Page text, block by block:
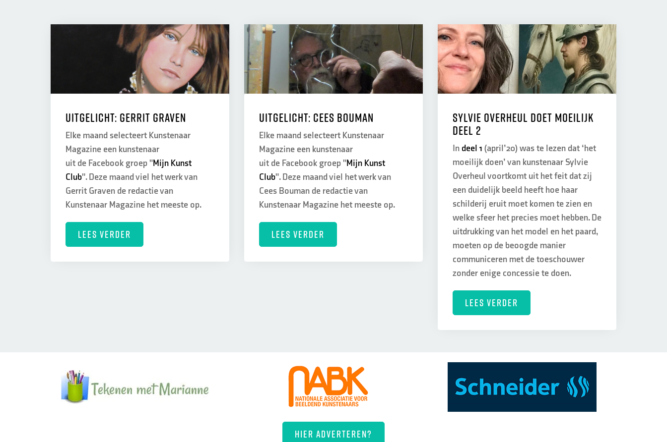
Uitgelicht: Gerrit Graven
Elke maand selecteert Kunstenaar
Magazine een kunstenaar
uit de Facebook groep "Mijn Kunst
Club". Deze maand viel het werk van
Gerrit Graven de redactie van
Kunstenaar Magazine het meeste op.
LEES VERDER
Uitgelicht: Cees Bouman
Elke maand selecteert Kunstenaar
Magazine een kunstenaar
uit de Facebook groep "Mijn Kunst
Club". Deze maand viel het werk van
Cees Bouman de redactie van
Kunstenaar Magazine het meeste op.
LEES VERDER
Sylvie Overheul doet moeilijk
deel 2
In deel 1 (april’20) was te lezen dat ‘het
moeilijk doen’ van kunstenaar Sylvie
Overheul voortkomt uit het feit dat zij
een duidelijk beeld heeft hoe haar
schilderij eruit moet komen te zien en
welke sfeer het precies moet hebben. De
uitdrukking van het model en het paard,
moeten op de beoogde manier
communiceren met de toeschouwer
zonder enige concessie te doen.
LEES VERDER
HIER ADVERTEREN?